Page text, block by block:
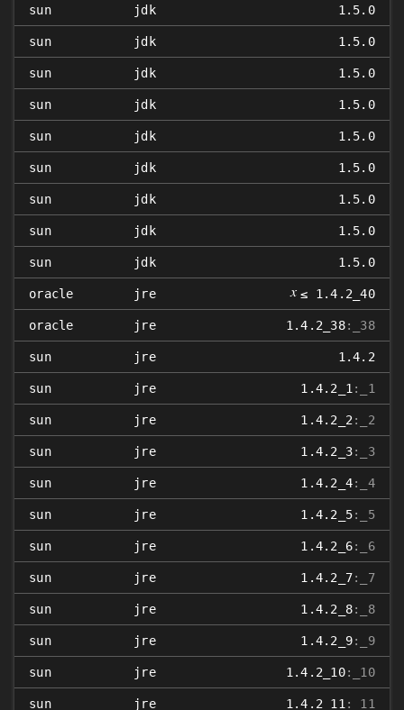
sun jdk 1.5.0
sun jdk 1.5.0
sun jdk 1.5.0
sun jdk 1.5.0
sun jdk 1.5.0
sun jdk 1.5.0
sun jdk 1.5.0
sun jdk 1.5.0
sun jdk 1.5.0
oracle jre 𝑥 ≤ 1.4.2_40
oracle jre 1.4.2_38:_38
sun jre 1.4.2
sun jre 1.4.2_1 :_1
sun jre 1.4.2_2 :_2
sun jre 1.4.2_3:_3
sun jre 1.4.2_4:_4
sun jre 1.4.2_5:_5
sun jre 1.4.2_6:_6
sun jre 1.4.2_7:_7
sun jre 1.4.2_8:_8
sun jre 1.4.2_9:_9
sun jre 1.4.2_10:_10
sun jre 1.4.2_11 :_11